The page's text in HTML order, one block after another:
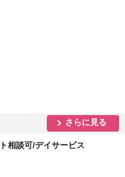
さらに見る
相談可/デイサービス